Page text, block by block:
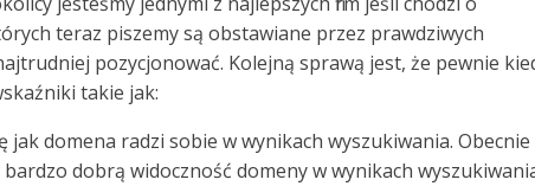
teraz piszemy są obstawiane przez prawdziwych
pozycjonować. Kolejną sprawą jest, że pewnie
takie jak:
jak domena radzi sobie w wynikach wyszukiwania. Obecnie
dobrą widoczność domeny w wynikach